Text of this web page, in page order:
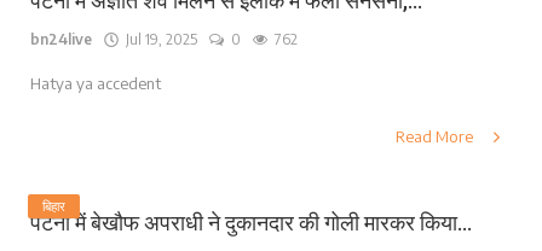
bn24live Jul 19, 2025 0 762
Hatya ya accedent
Read More
बिहार
पटना में बेखौफ अपराधी ने दुकानदार की गोली मारकर किया...